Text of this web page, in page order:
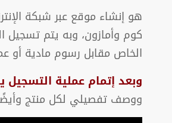
هو إنشاء موقع عبر شبكة
كوم وأمازون، وبه يتم تسجيل
الخاص مقابل رسوم مادية أو
وبعد إتمام عملية
ووصف تفصيلي لكل منتج وأيضًا